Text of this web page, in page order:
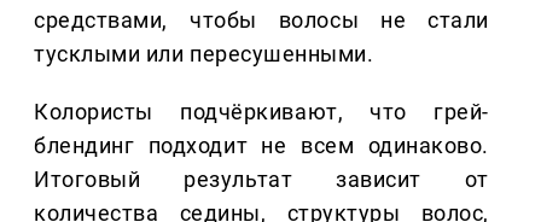
средствами, чтобы волосы не стали
тусклыми или пересушенными.
Колористы подчёркивают, что грей-
блендинг подходит не всем одинаково.
Итоговый результат зависит от
количества седины, структуры волос,